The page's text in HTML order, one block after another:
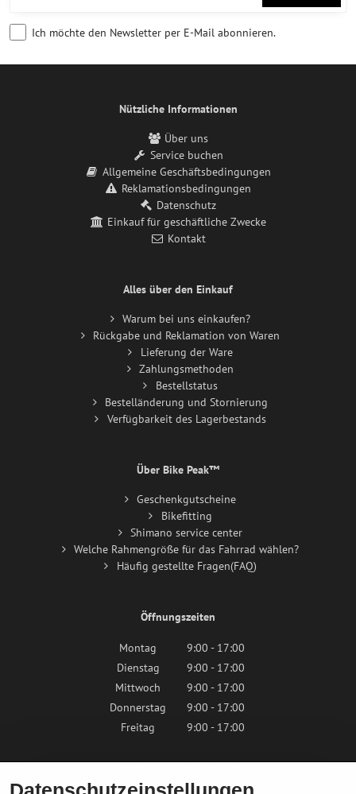
Ich möchte den Newsletter per E-Mail abonnieren.
Nützliche Informationen
Über uns
Service buchen
Allgemeine Geschäftsbedingungen
Reklamationsbedingungen
Datenschutz
Einkauf für geschäftliche Zwecke
Kontakt
Alles über den Einkauf
Warum bei uns einkaufen?
Rückgabe und Reklamation von Waren
Lieferung der Ware
Zahlungsmethoden
Bestellstatus
Bestelländerung und Stornierung
Verfügbarkeit des Lagerbestands
Über Bike Peak™
Geschenkgutscheine
Bikefitting
Shimano service center
Welche Rahmengröße für das Fahrrad wählen?
Häufig gestellte Fragen(FAQ)
Öffnungszeiten
Montag
9:00 - 17:00
Dienstag
9:00 - 17:00
Mittwoch
9:00 - 17:00
Donnerstag
9:00 - 17:00
Freitag
9:00 - 17:00
Samstag
9:00 - 12:00
Sonntag
Geschlossen